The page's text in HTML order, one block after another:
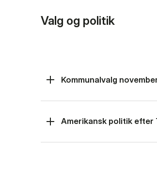
Valg og politik
Kommunalvalg
Amerikansk politik